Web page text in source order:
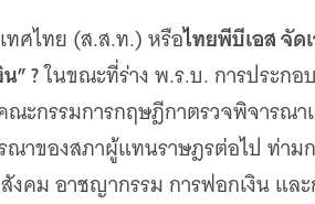
ทศไทย (ส.ส.ท.) หรือไทยพีบีเอส จัด
” ?ในขณะที่ร่าง พ.ร.บ. การประก
ะกรรมการกฤษฎีกาตรวจพิจารณา
าของสภาผู้แทนราษฎรต่อไป ท่าม
งคม อาชญากรรม การฟอกเงิน แล